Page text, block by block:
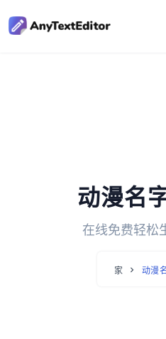
动漫名
在线免费轻松
家 动漫